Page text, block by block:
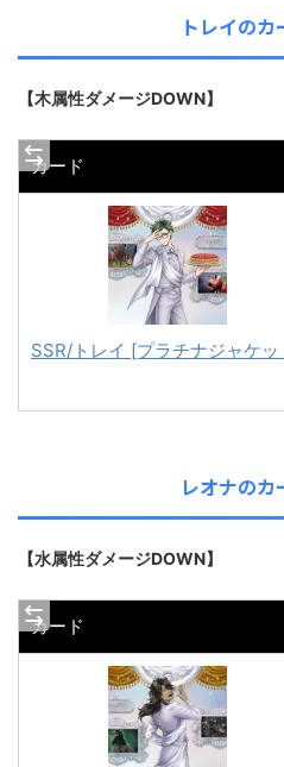
トレイの
【木属性ダメージDOWN】
カード
SSR/トレイ [プラチナジャケッ
レオナのカ
【水属性ダメージDOWN】
カード